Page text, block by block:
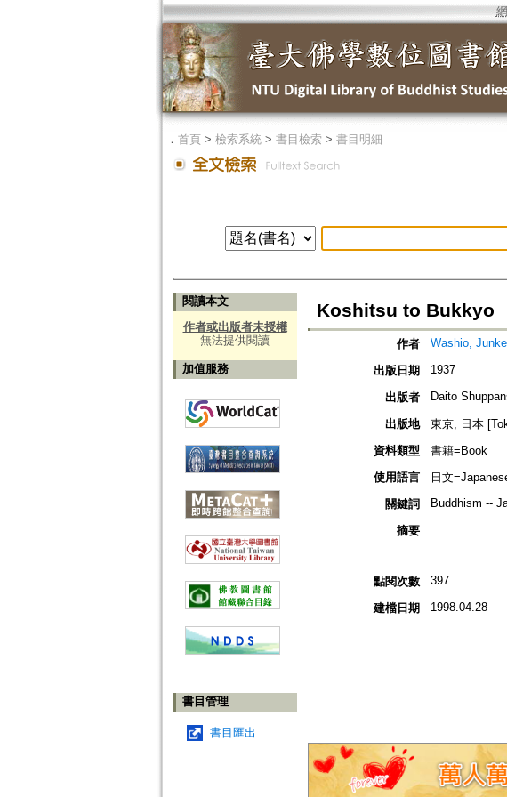
． 首頁> 檢索系統> 書目檢索> 書目明細
閱讀本文
作者或出版者未授權
無法提供閱讀
加值服務
書目管理
書目匯出
Koshitsu to Bukkyo
作者 Washio,
出版日期 1937
出版者 Daito
出版地
東京, 日本
資料類型
書籍=Book
使用語言
日文
關鍵詞
Buddhism --
摘要
點閱次數 397
建檔日期 1998.04.28